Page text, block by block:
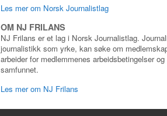
Les mer om Norsk Journalistlag
OM NJ FRILANS
NJ Frilans er et lag i Norsk Journalistlag.
journalistikk som yrke, kan søke om
arbeider for medlemmenes arbeidsbetingelser
samfunnet.
Les mer om NJ Frilans